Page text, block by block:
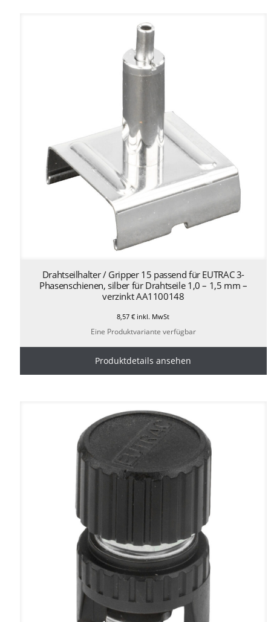
Drahtseilhalter / Gripper 15 passend für EUTRAC 3-
Phasenschienen, silber für Drahtseile 1,0 – 1,5 mm –
verzinkt AA1100148
8,57€ inkl. MwSt
Eine Produktvariante verfügbar
Produktdetails ansehen